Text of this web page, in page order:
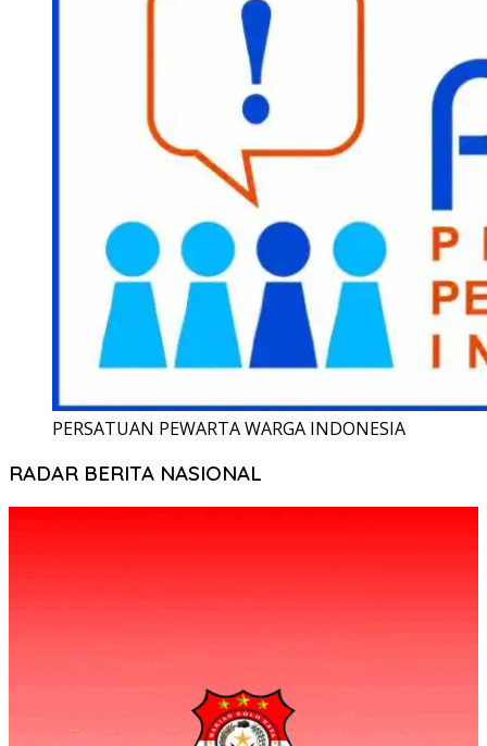
PERSATUAN PEWARTA WARGA INDONESIA
RADAR BERITA NASIONAL